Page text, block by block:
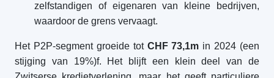
zelfstandigen of eigenaren van kleine bedrijven,
waardoor de grens vervaagt.
Het P2P-segment groeide tot CHF 73,1m in 2024 (een
stijging van 19%)f. Het blijft een klein deel van de